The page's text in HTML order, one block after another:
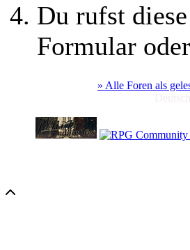
Du rufst
Formular
» Alle Foren als